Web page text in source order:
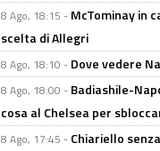
8 Ago, 18:15 - McTominay in
scelta di Allegri
8 Ago, 18:10 - Dove vedere
8 Ago, 18:00 - Badiashile-
cosa al Chelsea per
8 Ago, 17:45 - Chiariello